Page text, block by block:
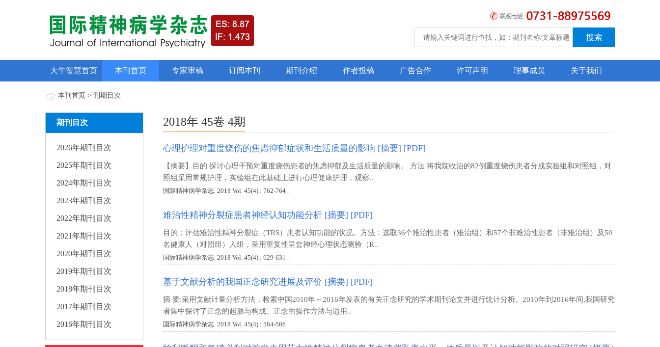
大牛智慧首页 本刊首页 专家审稿 订阅本刊 期刊介绍 作者投稿 广告合作 许可声明 理事成员 关于我们
本刊首页 > 刊期目次
期刊目次
2026年期刊目次
2025年期刊目次
2024年期刊目次
2023年期刊目次
2022年期刊目次
2021年期刊目次
2020年期刊目次
2019年期刊目次
2018年期刊目次
2017年期刊目次
2016年期刊目次
2018年 45卷 4期
心理护理对重度烧伤的焦虑抑郁症状和生活质量的影响 [摘要] [PDF]
【摘要】目的 探讨心理干预对重度烧伤患者的焦虑抑郁及生活质量的影响。 方法 将我院收治的82例重度烧伤患者分成实验组和对照组，对
照组采用常规护理，实验组在此基础上进行心理健康护理，观察..
国际精神病学杂志. 2018 Vol. 45(4) : 762-764 .
难治性精神分裂症患者神经认知功能分析 [摘要] [PDF]
目的：评估难治性精神分裂症（TRS）患者认知功能的状况。方法：选取36个难治性患者（难治组）和57个非难治性患者（非难治组）及50
名健康人（对照组）入组，采用重复性呈套神经心理状态测验（R..
国际精神病学杂志. 2018 Vol. 45(4) : 629-631 .
基于文献分析的我国正念研究进展及评价 [摘要] [PDF]
摘 要:采用文献计量分析方法，检索中国2010年～2016年发表的有关正念研究的学术期刊论文并进行统计分析。2010年到2016年间,我国研究
者集中探讨了正念的起源与构成、正念的操作方法与适用..
国际精神病学杂志. 2018 Vol. 45(4) : 584-586 .